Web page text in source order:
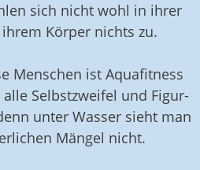
sich nicht wohl in ihrer
Körper nichts zu.
Menschen ist Aquafitness
Selbstzweifel und Figur-
unter Wasser sieht man
Mängel nicht.